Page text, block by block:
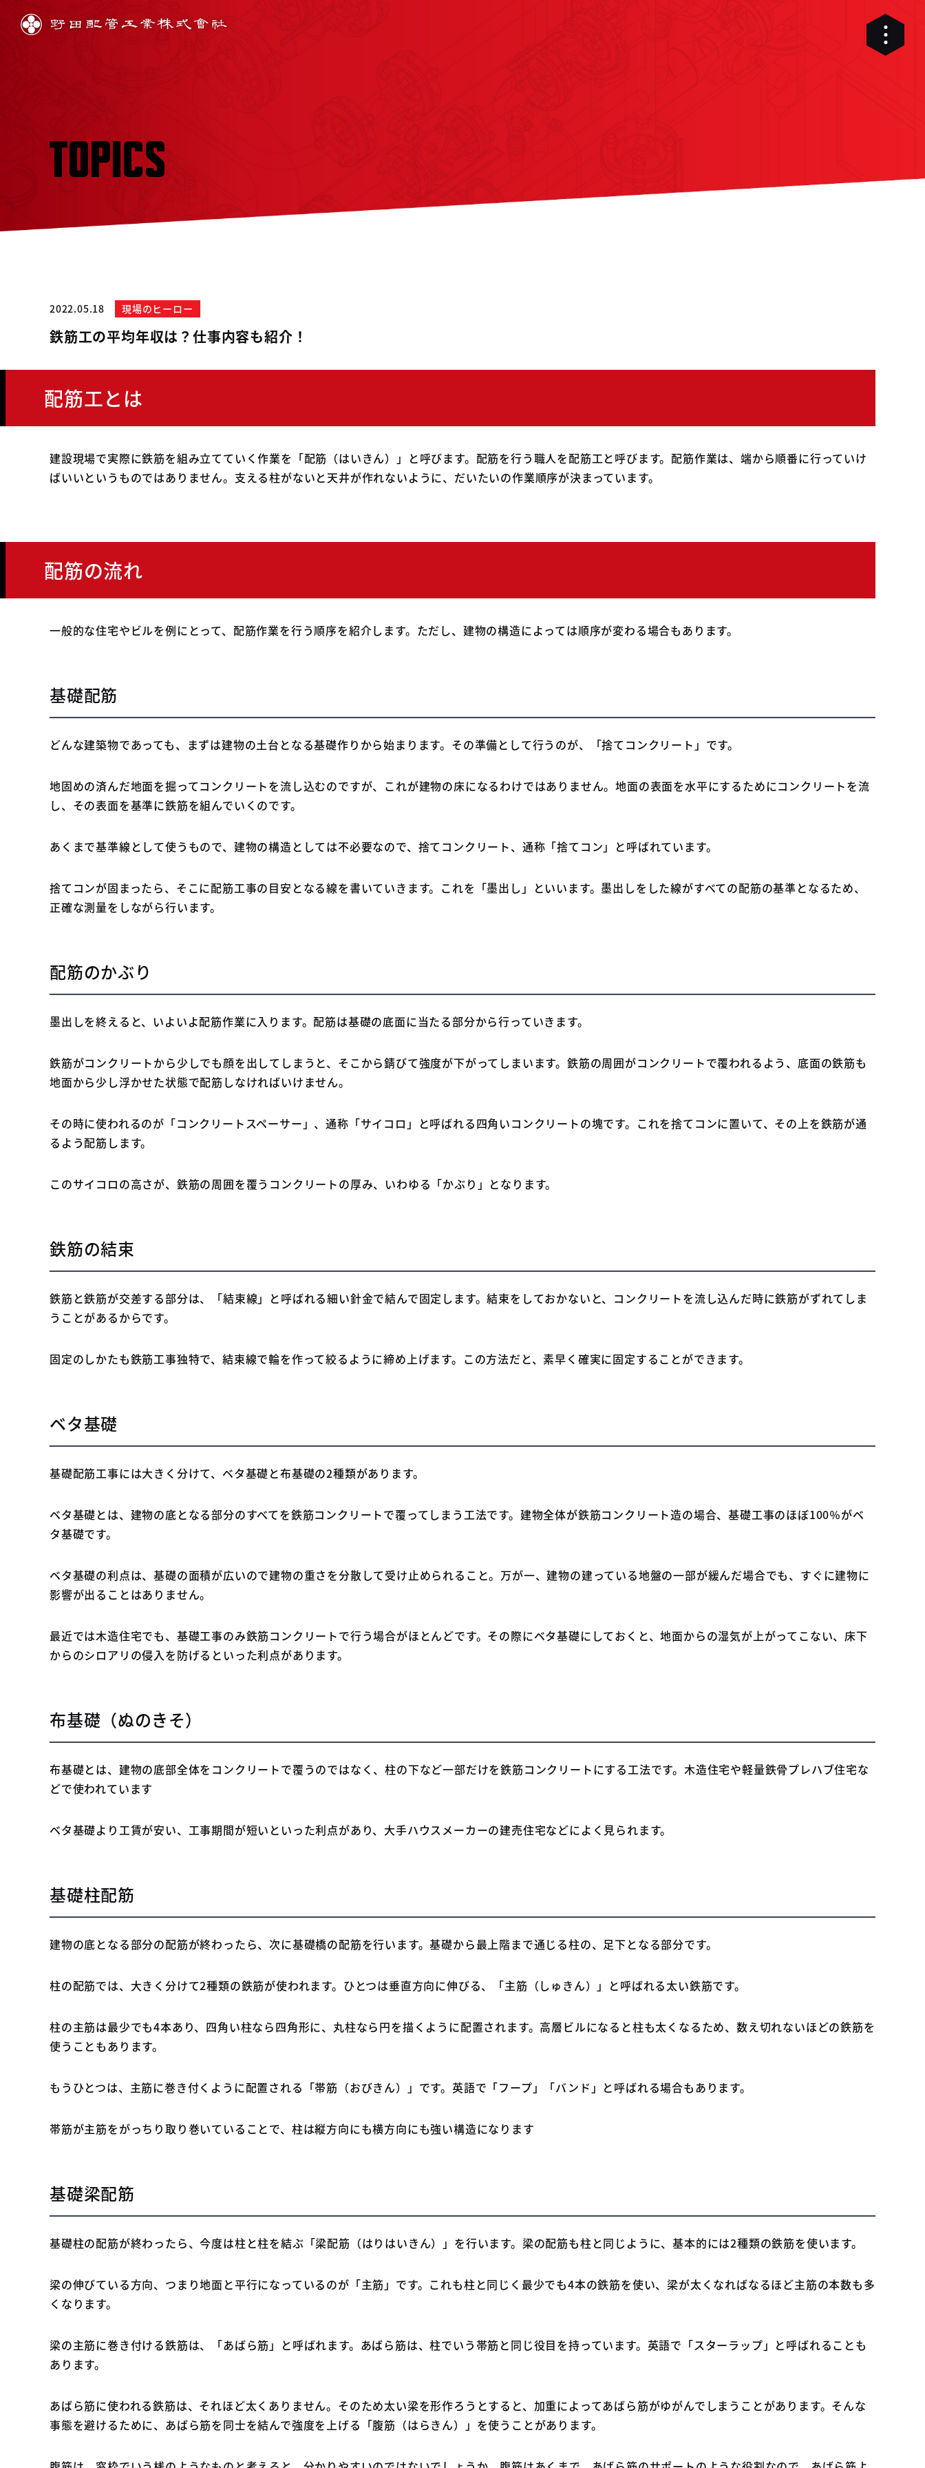
TOPICS
2022.05.18 現場のヒーロー
鉄筋工の平均年収は？仕事内容も紹介！
配筋工とは
建設現場で実際に鉄筋を組み立てていく作業を「配筋（はいきん）」と呼びます。配筋を行う職人を配筋工と呼びます。配筋作業は、端から順番に行っていけ
ばいいというものではありません。支える柱がないと天井が作れないように、だいたいの作業順序が決まっています。
配筋の流れ
一般的な住宅やビルを例にとって、配筋作業を行う順序を紹介します。ただし、建物の構造によっては順序が変わる場合もあります。
基礎配筋
どんな建築物であっても、まずは建物の土台となる基礎作りから始まります。その準備として行うのが、「捨てコンクリート」です。
地固めの済んだ地面を掘ってコンクリートを流し込むのですが、これが建物の床になるわけではありません。地面の表面を水平にするためにコンクリートを流
し、その表面を基準に鉄筋を組んでいくのです。
あくまで基準線として使うもので、建物の構造としては不必要なので、捨てコンクリート、通称「捨てコン」と呼ばれています。
捨てコンが固まったら、そこに配筋工事の目安となる線を書いていきます。これを「墨出し」といいます。墨出しをした線がすべての配筋の基準となるため、
正確な測量をしながら行います。
配筋のかぶり
墨出しを終えると、いよいよ配筋作業に入ります。配筋は基礎の底面に当たる部分から行っていきます。
鉄筋がコンクリートから少しでも顔を出してしまうと、そこから錆びて強度が下がってしまいます。鉄筋の周囲がコンクリートで覆われるよう、底面の鉄筋も
地面から少し浮かせた状態で配筋しなければいけません。
その時に使われるのが「コンクリートスペーサー」、通称「サイコロ」と呼ばれる四角いコンクリートの塊です。これを捨てコンに置いて、その上を鉄筋が通
るよう配筋します。
このサイコロの高さが、鉄筋の周囲を覆うコンクリートの厚み、いわゆる「かぶり」となります。
鉄筋の結束
鉄筋と鉄筋が交差する部分は、「結束線」と呼ばれる細い針金で結んで固定します。結束をしておかないと、コンクリートを流し込んだ時に鉄筋がずれてしま
うことがあるからです。
固定のしかたも鉄筋工事独特で、結束線で輪を作って絞るように締め上げます。この方法だと、素早く確実に固定することができます。
ベタ基礎
基礎配筋工事には大きく分けて、ベタ基礎と布基礎の2種類があります。
ベタ基礎とは、建物の底となる部分のすべてを鉄筋コンクリートで覆ってしまう工法です。建物全体が鉄筋コンクリート造の場合、基礎工事のほぼ100％がベ
タ基礎です。
ベタ基礎の利点は、基礎の面積が広いので建物の重さを分散して受け止められること。万が一、建物の建っている地盤の一部が緩んだ場合でも、すぐに建物に
影響が出ることはありません。
最近では木造住宅でも、基礎工事のみ鉄筋コンクリートで行う場合がほとんどです。その際にベタ基礎にしておくと、地面からの湿気が上がってこない、床下
からのシロアリの侵入を防げるといった利点があります。
布基礎（ぬのきそ）
布基礎とは、建物の底部全体をコンクリートで覆うのではなく、柱の下など一部だけを鉄筋コンクリートにする工法です。木造住宅や軽量鉄骨プレハブ住宅な
どで使われています
ベタ基礎より工賃が安い、工事期間が短いといった利点があり、大手ハウスメーカーの建売住宅などによく見られます。
基礎柱配筋
建物の底となる部分の配筋が終わったら、次に基礎橋の配筋を行います。基礎から最上階まで通じる柱の、足下となる部分です。
柱の配筋では、大きく分けて2種類の鉄筋が使われます。ひとつは垂直方向に伸びる、「主筋（しゅきん）」と呼ばれる太い鉄筋です。
柱の主筋は最少でも4本あり、四角い柱なら四角形に、丸柱なら円を描くように配置されます。高層ビルになると柱も太くなるため、数え切れないほどの鉄筋を
使うこともあります。
もうひとつは、主筋に巻き付くように配置される「帯筋（おびきん）」です。英語で「フープ」「バンド」と呼ばれる場合もあります。
帯筋が主筋をがっちり取り巻いていることで、柱は縦方向にも横方向にも強い構造になります
基礎梁配筋
基礎柱の配筋が終わったら、今度は柱と柱を結ぶ「梁配筋（はりはいきん）」を行います。梁の配筋も柱と同じように、基本的には2種類の鉄筋を使います。
梁の伸びている方向、つまり地面と平行になっているのが「主筋」です。これも柱と同じく最少でも4本の鉄筋を使い、梁が太くなればなるほど主筋の本数も多
くなります。
梁の主筋に巻き付ける鉄筋は、「あばら筋」と呼ばれます。あばら筋は、柱でいう帯筋と同じ役目を持っています。英語で「スターラップ」と呼ばれることも
あります。
あばら筋に使われる鉄筋は、それほど太くありません。そのため太い梁を形作ろうとすると、加重によってあばら筋がゆがんでしまうことがあります。そんな
事態を避けるために、あばら筋を同士を結んで強度を上げる「腹筋（はらきん）」を使うことがあります。